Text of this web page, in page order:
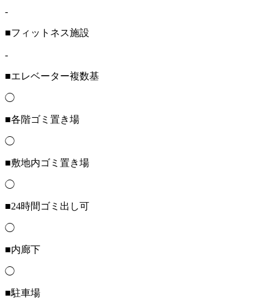
-
■フィットネス施設
-
■エレベーター複数基
◯
■各階ゴミ置き場
◯
■敷地内ゴミ置き場
◯
■24時間ゴミ出し可
◯
■内廊下
◯
■駐車場